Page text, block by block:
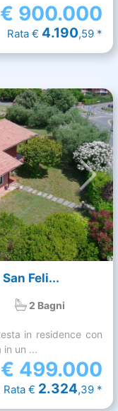
€ 900.000
Rata € 4.190,59 *
Feli...
2 Bagni
in residence con
in un ...
€ 499.000
Rata € 2.324,39 *